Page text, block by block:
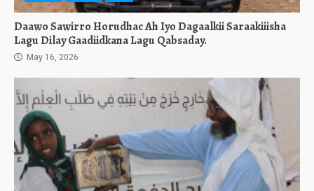
Daawo Sawirro Horudhac Ah Iyo Dagaalkii Saraakiiisha
Lagu Dilay Gaadiidkana Lagu Qabsaday.
May 16, 2026